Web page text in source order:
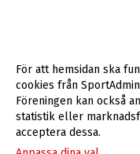
För att hemsidan ska
cookies från
Föreningen kan också
statistik eller
acceptera dessa.